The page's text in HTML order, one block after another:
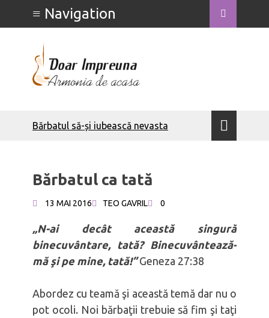
Bărbatul să-și iubească nevasta
Săptămâna Căsătoriei - Ce poate face
un soț
Bărbatul să-și iubească nevasta
Bărbatul – om al rugăciunii
Calculove
Bărbatul ca tată
Bărbatul ca tată
13 MAI 2016 TEO GAVRIL 0
„N-ai decât această singură
binecuvântare, tată? Binecuvântează-
mă şi pe mine, tată!”Geneza 27:38
Abordez cu teamă şi această temă dar nu o
pot ocoli. Noi bărbaţii trebuie să fim şi taţi